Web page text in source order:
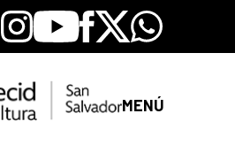
Instagram
YoutubeFacebook
X Whatsapp
MENÚ